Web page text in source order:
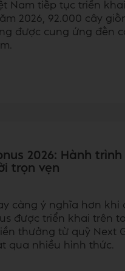
Nam tiếp tục triển
2026, 92.000 cây
được cung ứng đến
2026: Hành
trọn vẹn
càng ý nghĩa hơn khi
được triển khai trên
thưởng từ quỹ Next
qua nhiều hình thức.